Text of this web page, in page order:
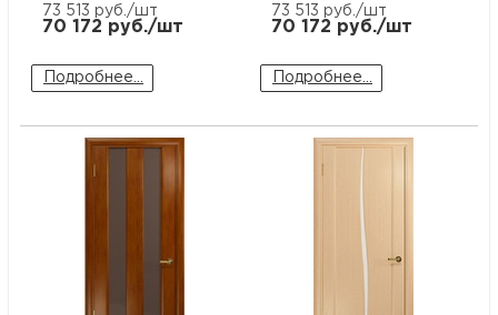
73 513 руб./шт
70 172 руб./шт
Подробнее...
73 513 руб./шт
70 172 руб./шт
Подробнее...